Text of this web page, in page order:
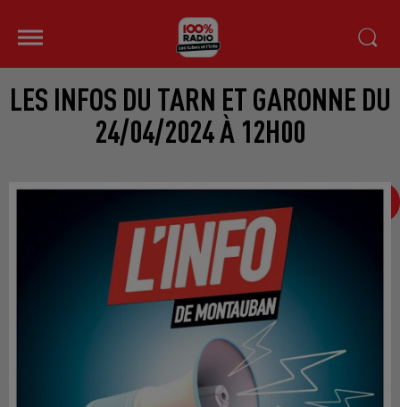
LES INFOS DU TARN ET GARONNE DU
24/04/2024 À 12H00